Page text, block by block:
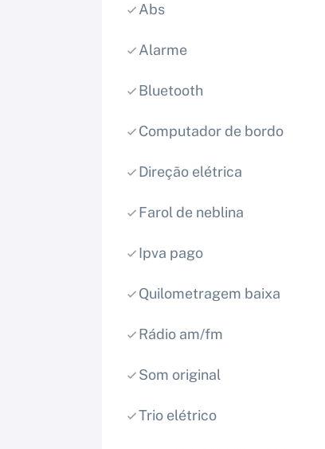
Abs
Alarme
Bluetooth
Computador de bordo
Direção elétrica
Farol de neblina
Ipva pago
Quilometragem baixa
Rádio am/fm
Som original
Trio elétrico